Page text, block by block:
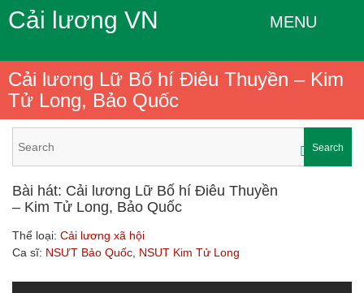
Cải lương VN MENU
Cải lương Lữ Bố hí Điêu Thuyền – Kim
Tử Long, Bảo Quốc
Search
Bài hát: Cải lương Lữ Bố hí Điêu Thuyền
– Kim Tử Long, Bảo Quốc
Thể loại: Cải lương xã hội
Ca sĩ: NSƯT Bảo Quốc NSUT Kim Tử Long